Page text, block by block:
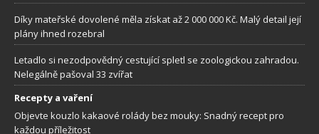
Díky mateřské dovolené měla získat až 2 000 000 Kč. Malý detail její
plány ihned rozebral
Letadlo si nezodpovědný cestující spletl se zoologickou zahradou.
Nelegálně pašoval 33 zvířat
Recepty a vaření
Objevte kouzlo kakaové rolády bez mouky: Snadný recept pro
každou příležitost